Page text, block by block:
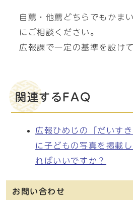
自薦・他薦どちらでもかま
にご相談ください。
広報課で一定の基準を設け
関連するFAQ
広報ひめじの「だいす
に子どもの写真を掲載
ればいいですか？
お問い合わせ